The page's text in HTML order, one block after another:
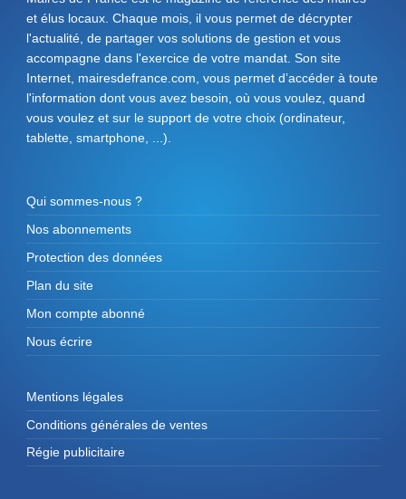
et élus locaux. Chaque mois, il vous permet de décrypter
l'actualité, de partager vos solutions de gestion et vous
accompagne dans l'exercice de votre mandat. Son site
Internet, mairesdefrance.com, vous permet d’accéder à toute
l'information dont vous avez besoin, où vous voulez, quand
vous voulez et sur le support de votre choix (ordinateur,
tablette, smartphone, ...).
Qui sommes-nous ?
Nos abonnements
Protection des données
Plan du site
Mon compte abonné
Nous écrire
Mentions légales
Conditions générales de ventes
Régie publicitaire